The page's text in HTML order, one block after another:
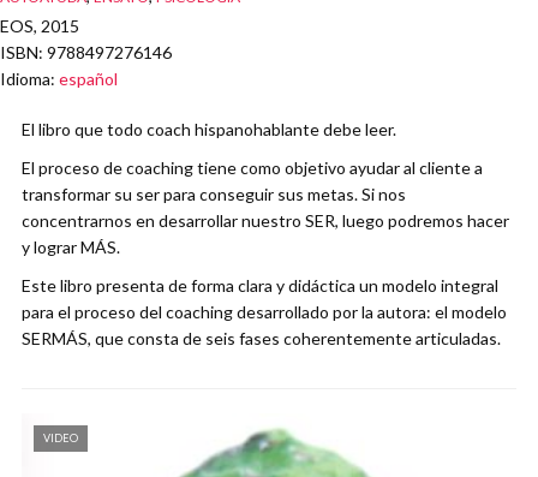
EOS, 2015
ISBN: 9788497276146
Idioma: español
El libro que todo coach hispanohablante debe leer.
El proceso de coaching tiene como objetivo ayudar al cliente a
transformar su ser para conseguir sus metas. Si nos
concentrarnos en desarrollar nuestro SER, luego podremos hacer
y lograr MÁS.
Este libro presenta de forma clara y didáctica un modelo integral
para el proceso del coaching desarrollado por la autora: el modelo
SERMÁS, que consta de seis fases coherentemente articuladas.
VIDEO